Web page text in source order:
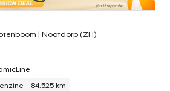
| Nootdorp (ZH)
84.525 km